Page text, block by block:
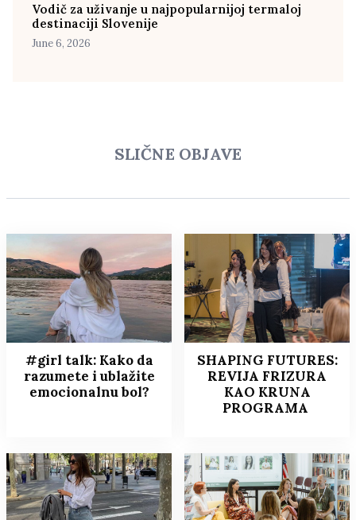
Vodič za uživanje u najpopularnijoj termaloj
destinaciji Slovenije
June 6, 2026
SLIČNE OBJAVE
#girl talk: Kako da
razumete i ublažite
emocionalnu bol?
SHAPING FUTURES:
REVIJA FRIZURA
KAO KRUNA
PROGRAMA